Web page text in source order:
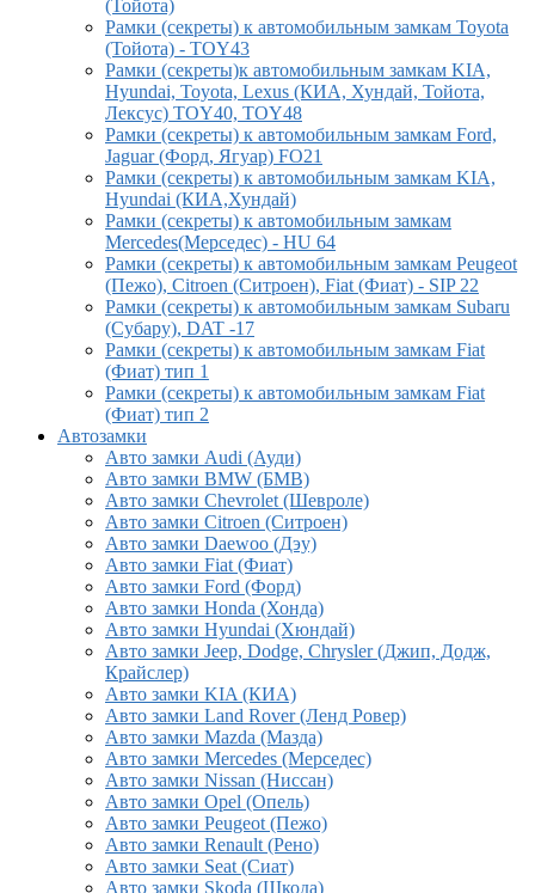
(Тойота)
Рамки (секреты) к автомобильным замкам Toyota
(Тойота) - TOY43
Рамки (секреты)к автомобильным замкам KIA,
Hyundai, Toyota, Lexus (КИА, Хундай, Тойота,
Лексус) TOY40, TOY48
Рамки (секреты) к автомобильным замкам Ford,
Jaguar (Форд, Ягуар) FO21
Рамки (секреты) к автомобильным замкам KIA,
Hyundai (КИА,Хундай)
Рамки (секреты) к автомобильным замкам
Mercedes(Мерседес) - HU 64
Рамки (секреты) к автомобильным замкам Peugeot
(Пежо), Citroen (Ситроен), Fiat (Фиат) - SIP 22
Рамки (секреты) к автомобильным замкам Subaru
(Субару), DAT -17
Рамки (секреты) к автомобильным замкам Fiat
(Фиат) тип 1
Рамки (секреты) к автомобильным замкам Fiat
(Фиат) тип 2
Автозамки
Авто замки Audi (Ауди)
Авто замки BMW (БМВ)
Авто замки Chevrolet (Шевроле)
Авто замки Citroen (Ситроен)
Авто замки Daewoo (Дэу)
Авто замки Fiat (Фиат)
Авто замки Ford (Форд)
Авто замки Honda (Хонда)
Авто замки Hyundai (Хюндай)
Авто замки Jeep, Dodge, Chrysler (Джип, Додж,
Крайслер)
Авто замки KIA (КИА)
Авто замки Land Rover (Ленд Ровер)
Авто замки Mazda (Мазда)
Авто замки Mercedes (Мерседес)
Авто замки Nissan (Ниссан)
Авто замки Opel (Опель)
Авто замки Peugeot (Пежо)
Авто замки Renault (Рено)
Авто замки Seat (Сиат)
Авто замки Skoda (Шкода)